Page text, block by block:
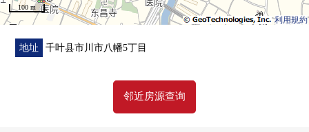
利用規約
100 m
地址 千叶县市川市八幡5丁目
邻近房源查询